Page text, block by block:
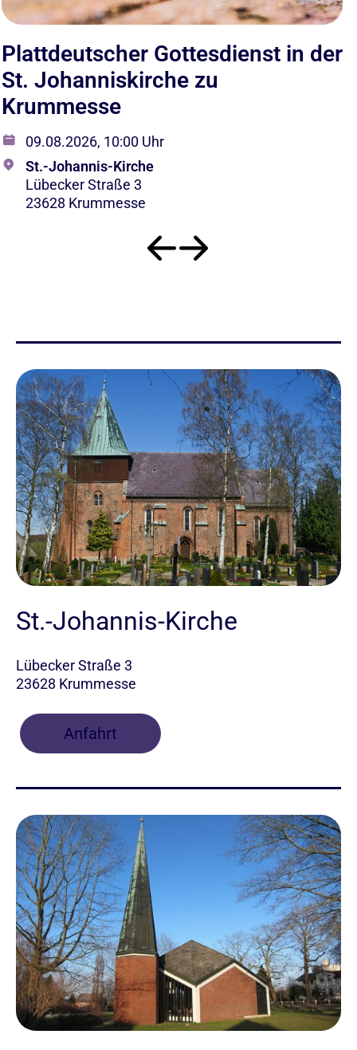
Plattdeutscher Gottesdienst in der
St. Johanniskirche zu
Krummesse
09.08.2026, 10:00 Uhr
St.-Johannis-Kirche
Lübecker Straße 3
23628 Krummesse
St.-Johannis-Kirche
Lübecker Straße 3
23628 Krummesse
Anfahrt